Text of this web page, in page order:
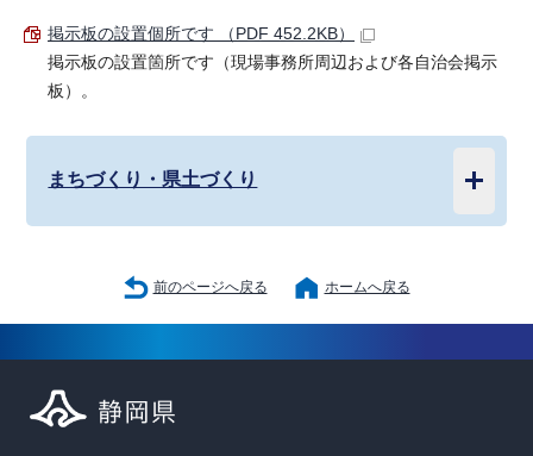
掲示板の設置個所です （PDF 452.2KB）
掲示板の設置箇所です（現場事務所周辺および各自治会掲示
板）。
まちづくり・県土づくり
前のページへ戻る ホームへ戻る